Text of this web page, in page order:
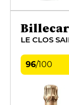
LE CLOS
96/100